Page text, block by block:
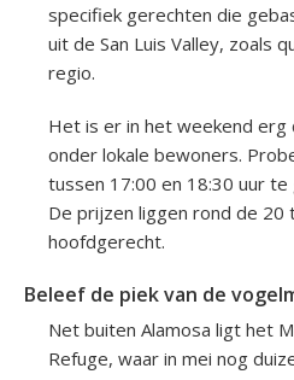
specifiek gerechten die
uit de San Luis Valley, zoals
regio.
Het is er in het weekend
onder lokale bewoners.
tussen 17:00 en 18:30 uur
De prijzen liggen rond de
hoofdgerecht.
Beleef de piek van de
Net buiten Alamosa ligt het
Refuge, waar in mei nog